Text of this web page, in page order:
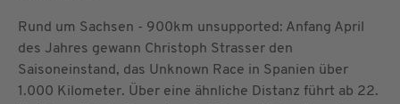
Rund um Sachsen - 900km unsupported: Anfang April
des Jahres gewann Christoph Strasser den
Saisoneinstand, das Unknown Race in Spanien über
1.000 Kilometer. Über eine ähnliche Distanz führt ab 22.